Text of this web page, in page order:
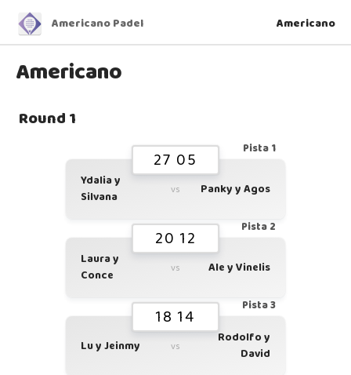
Americano Padel Americano
Americano
Round 1
Pista 1
27 05
Ydalia y
Silvana
vs Panky y Agos
Pista 2
20 12
Laura y
Conce
vs Ale y Vinelis
Pista 3
18 14
Lu y Jeinmy vs
Rodolfo y
David